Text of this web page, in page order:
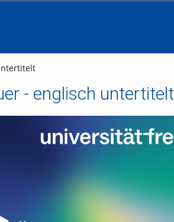
- englisch untertitelt
Video abspielen